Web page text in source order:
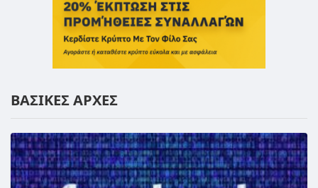
ΒΑΣΙΚΕΣ ΑΡΧΕΣ